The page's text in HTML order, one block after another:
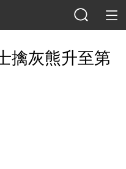
擒灰熊升至第